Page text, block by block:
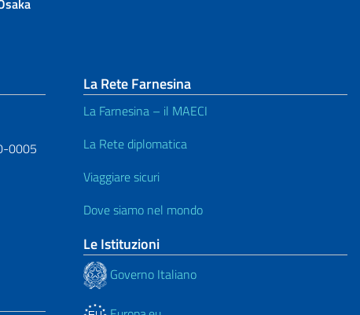
0005
La Rete Farnesina
La Farnesina – il MAECI
La Rete diplomatica
Viaggiare sicuri
Dove siamo nel mondo
Le Istituzioni
Governo Italiano